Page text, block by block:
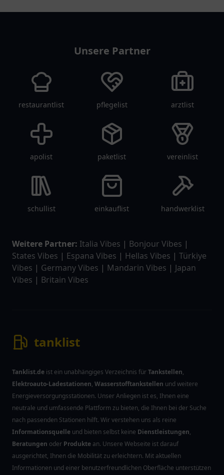
Unsere Partner
restaurantlist pflegelist arztlist
apolist paketlist vereinlist
schullist einkauflist handwerklist
Weitere Partner: Italia Vibes | Bonjour Vibes |
States Vibes | Espana Vibes | Hellas Vibes | Türkiye
Vibes | Germany Vibes | Mandarin Vibes | Japan
Vibes | Britain Vibes
tanklist
Tanklist.de ist ein unabhängiges Verzeichnis fürTankstellen,
Elektroauto-Ladestationen, Wasserstofftankstellen und weitere
Energieversorgungsstationen. Unser Anliegen ist es, Ihnen eine
neutrale und umfassende Plattform zu bieten, die Ihnen bei der Suche
nach passenden Stationen hilft. Wir verstehen uns als reine
Informationsquelle und bieten selbst keine Dienstleistungen,
Beratungen oder Produkte an. Unsere Webseite ist darauf
ausgerichtet, Ihnen die Mobilität zu erleichtern. Mit aktuellen
Informationen und einer benutzerfreundlichen Oberfläche unterstützen